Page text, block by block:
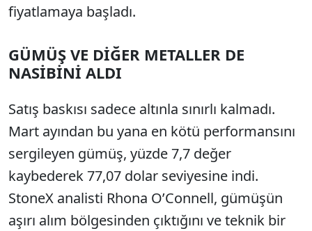
fiyatlamaya başladı.
GÜMÜŞ VE DİĞER METALLER DE
NASİBİNİ ALDI
Satış baskısı sadece altınla sınırlı kalmadı.
Mart ayından bu yana en kötü performansını
sergileyen gümüş, yüzde 7,7 değer
kaybederek 77,07 dolar seviyesine indi.
StoneX analisti Rhona O’Connell, gümüşün
aşırı alım bölgesinden çıktığını ve teknik bir